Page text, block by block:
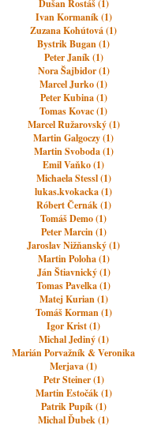
Dušan Rostáš (1)
Ivan Kormaník (1)
Zuzana Kohútová (1)
Bystrik Bugan (1)
Peter Janík (1)
Nora Šajbidor (1)
Marcel Jurko (1)
Peter Kubina (1)
Tomas Kovac (1)
Marcel Ružarovský (1)
Martin Galgoczy (1)
Martin Svoboda (1)
Emil Vaňko (1)
Michaela Stessl (1)
lukas.kvokacka (1)
Róbert Černák (1)
Tomáš Demo (1)
Peter Marcin (1)
Jaroslav Nižňanský (1)
Martin Poloha (1)
Ján Štiavnický (1)
Tomas Pavelka (1)
Matej Kurian (1)
Tomáš Korman (1)
Igor Krist (1)
Michal Jediný (1)
Marián Porvažník & Veronika
Merjava (1)
Petr Steiner (1)
Martin Estočák (1)
Patrik Pupík (1)
Michal Ďubek (1)